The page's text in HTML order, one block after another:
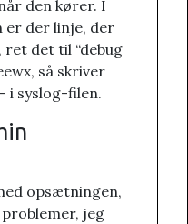
den kører. I
er der linje, der
ret det til “debug
så skriver
i syslog-filen.
opsætningen,
jeg